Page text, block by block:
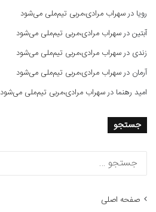
رویا درسهراب مرادی،مربی تیم‌ملی می‌شود
آبتیندرسهراب مرادی،مربی تیم‌ملی می‌شود
زندی درسهراب مرادی،مربی تیم‌ملی می‌شود
آرمان درسهراب مرادی،مربی تیم‌ملی می‌شود
امید رهنما درسهراب مرادی،مربی تیم‌ملی می‌شود
جستجو
صفحه اصلی